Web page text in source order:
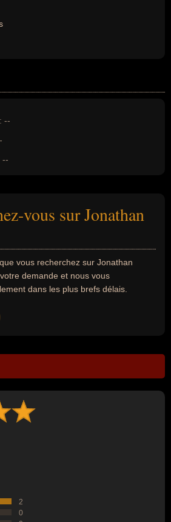
--
--
vous sur Jonathan
vous recherchez sur Jonathan
demande et nous vous
dans les plus brefs délais.
2
0